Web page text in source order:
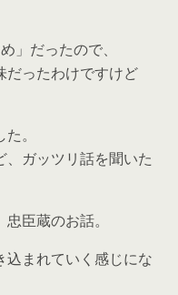
」だったので、
だったわけですけど
。
ガッツリ話を聞いた
臣蔵のお話。
込まれていく感じにな